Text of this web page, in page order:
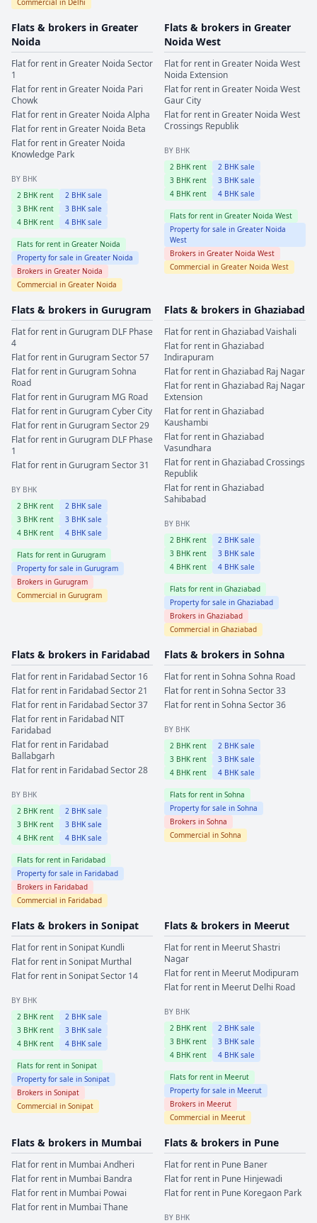
Flats & brokers in Greater
Noida
Flat for rent inGreater Noida Sector
1
Flat for rent inGreater Noida Pari
Chowk
Flat for rent inGreater Noida Alpha
Flat for rent inGreater Noida Beta
Flat for rent inGreater Noida
Knowledge Park
BY BHK
2 BHK rent 2 BHK sale
3 BHK rent 3 BHK sale
4 BHK rent 4 BHK sale
Flats for rent in Greater Noida
Property for sale in Greater Noida
Brokers in Greater Noida
Commercial in Greater Noida
Flats & brokers in Greater
Noida West
Flat for rent inGreater Noida West
Noida Extension
Flat for rent inGreater Noida West
Gaur City
Flat for rent inGreater Noida West
Crossings Republik
BY BHK
2 BHK rent 2 BHK sale
3 BHK rent 3 BHK sale
4 BHK rent 4 BHK sale
Flats for rent in Greater Noida West
Property for sale in Greater Noida
West
Brokers in Greater Noida West
Commercial in Greater Noida West
Flats & brokers in Gurugram
Flat for rent inGurugram DLF Phase
4
Flat for rent inGurugramSector 57
Flat for rent inGurugramSohna
Road
Flat for rent inGurugram MG Road
Flat for rent inGurugramCyber City
Flat for rent inGurugramSector 29
Flat for rent inGurugram DLF Phase
1
Flat for rent inGurugramSector 31
BY BHK
2 BHK rent 2 BHK sale
3 BHK rent 3 BHK sale
4 BHK rent 4 BHK sale
Flats for rent in Gurugram
Property for sale in Gurugram
Brokers in Gurugram
Commercial in Gurugram
Flats & brokers in Ghaziabad
Flat for rent inGhaziabadVaishali
Flat for rent inGhaziabad
Indirapuram
Flat for rent inGhaziabad Raj Nagar
Flat for rent inGhaziabad Raj Nagar
Extension
Flat for rent inGhaziabad
Kaushambi
Flat for rent inGhaziabad
Vasundhara
Flat for rent inGhaziabadCrossings
Republik
Flat for rent inGhaziabad
Sahibabad
BY BHK
2 BHK rent 2 BHK sale
3 BHK rent 3 BHK sale
4 BHK rent 4 BHK sale
Flats for rent in Ghaziabad
Property for sale in Ghaziabad
Brokers in Ghaziabad
Commercial in Ghaziabad
Flats & brokers in Faridabad
Flat for rent in FaridabadSector 16
Flat for rent in FaridabadSector 21
Flat for rent in FaridabadSector 37
Flat for rent in Faridabad NIT
Faridabad
Flat for rent in Faridabad
Ballabgarh
Flat for rent in FaridabadSector 28
BY BHK
2 BHK rent 2 BHK sale
3 BHK rent 3 BHK sale
4 BHK rent 4 BHK sale
Flats for rent in Faridabad
Property for sale in Faridabad
Brokers in Faridabad
Commercial in Faridabad
Flats & brokers in Sohna
Flat for rent inSohna Sohna Road
Flat for rent inSohna Sector 33
Flat for rent inSohna Sector 36
BY BHK
2 BHK rent 2 BHK sale
3 BHK rent 3 BHK sale
4 BHK rent 4 BHK sale
Flats for rent in Sohna
Property for sale in Sohna
Brokers in Sohna
Commercial in Sohna
Flats & brokers in Sonipat
Flat for rent inSonipat Kundli
Flat for rent inSonipat Murthal
Flat for rent inSonipatSector 14
BY BHK
2 BHK rent 2 BHK sale
3 BHK rent 3 BHK sale
4 BHK rent 4 BHK sale
Flats for rent in Sonipat
Property for sale in Sonipat
Brokers in Sonipat
Commercial in Sonipat
Flats & brokers in Meerut
Flat for rent in MeerutShastri
Nagar
Flat for rent in Meerut Modipuram
Flat for rent in Meerut Delhi Road
BY BHK
2 BHK rent 2 BHK sale
3 BHK rent 3 BHK sale
4 BHK rent 4 BHK sale
Flats for rent in Meerut
Property for sale in Meerut
Brokers in Meerut
Commercial in Meerut
Flats & brokers in Mumbai
Flat for rent in Mumbai Andheri
Flat for rent in Mumbai Bandra
Flat for rent in Mumbai Powai
Flat for rent in Mumbai Thane
Flats & brokers in Pune
Flat for rent in Pune Baner
Flat for rent in Pune Hinjewadi
Flat for rent in Pune Koregaon Park
BY BHK